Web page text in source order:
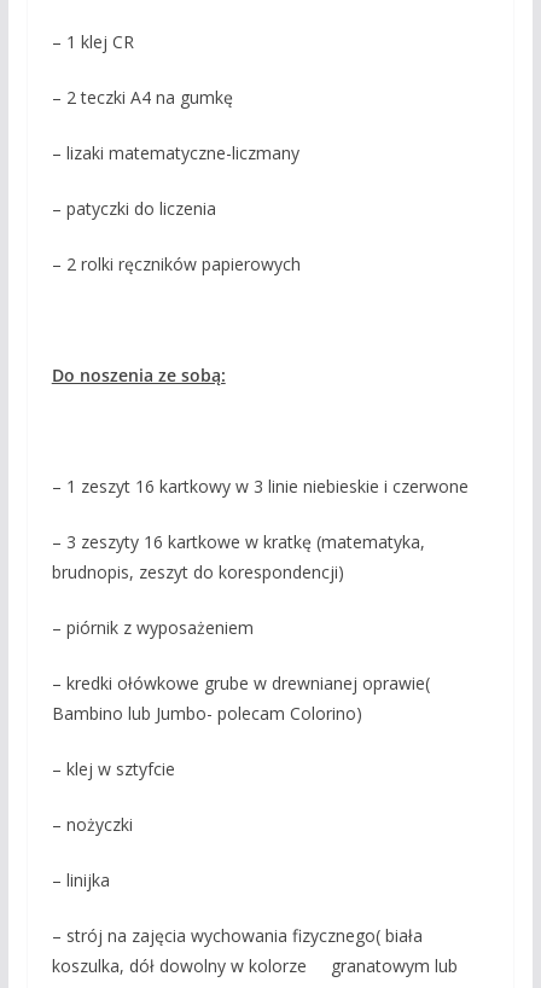
– 1 klej CR
– 2 teczki A4 na gumkę
– lizaki matematyczne-liczmany
– patyczki do liczenia
– 2 rolki ręczników papierowych
Do noszenia ze sobą:
– 1 zeszyt 16 kartkowy w 3 linie niebieskie i czerwone
– 3 zeszyty 16 kartkowe w kratkę (matematyka,
brudnopis, zeszyt do korespondencji)
– piórnik z wyposażeniem
– kredki ołówkowe grube w drewnianej oprawie(
Bambino lub Jumbo- polecam Colorino)
– klej w sztyfcie
– nożyczki
– linijka
– strój na zajęcia wychowania fizycznego( biała
koszulka, dół dowolny w kolorze granatowym lub